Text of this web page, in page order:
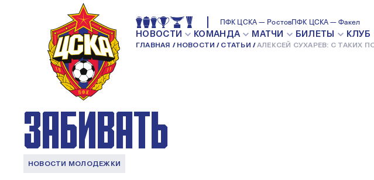
ПФК ЦСКА — РостовПФК ЦСКА — Факел
НОВОСТИ КОМАНДА МАТЧИ БИЛЕТЫ КЛУБ
ГЛАВНАЯ НОВОСТИ СТАТЬИ АЛЕКСЕЙ СУХАРЕВ: С ТАКИХ
АЛЕКСЕЙ СУХАРЕВ: С
ПОДАЧ МЫ ПРОСТО
ЗАБИВАТЬ
НОВОСТИ МОЛОДЕЖКИ